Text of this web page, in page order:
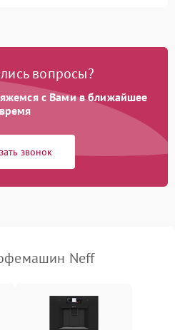
1500 ₽ Подробнее →
вопросы?
с Вами в ближайшее
время
звонок
Neff